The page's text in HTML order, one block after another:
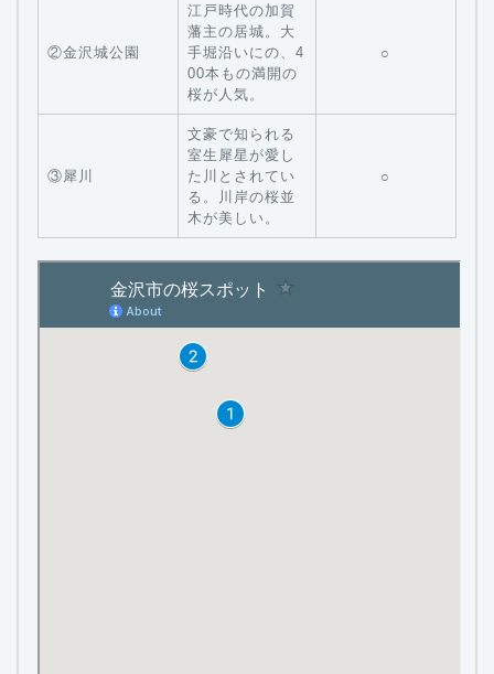
②金沢城公園
江戸時代の加賀
藩主の居城。大
手堀沿いにの、4
00本もの満開の
桜が人気。
○
③犀川
文豪で知られる
室生犀星が愛し
た川とされてい
る。川岸の桜並
木が美しい。
○